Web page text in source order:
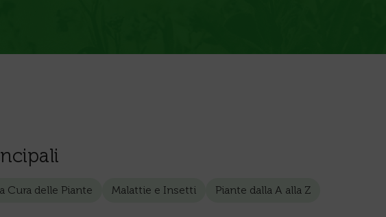
Cura delle Piante Malattie e Insetti Piante dalla A alla Z